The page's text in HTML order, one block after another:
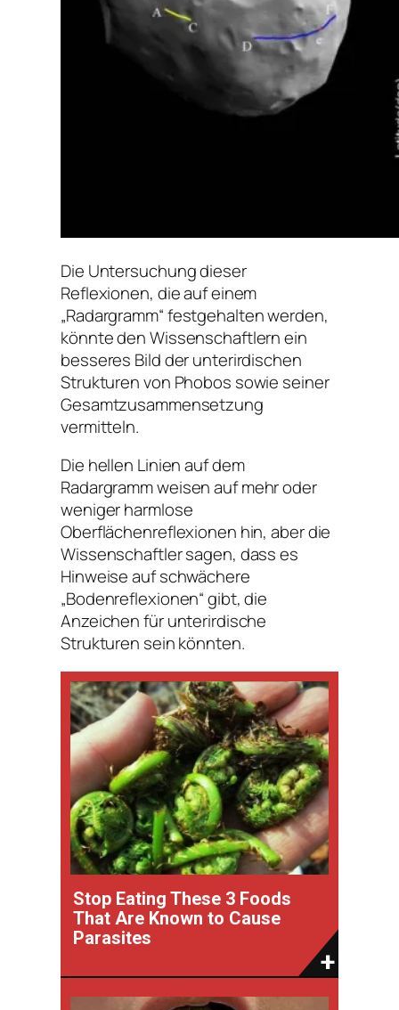
Die Untersuchung dieser
Reflexionen, die auf einem
„Radargramm“ festgehalten werden,
könnte den Wissenschaftlern ein
besseres Bild der unterirdischen
Strukturen von Phobos sowie seiner
Gesamtzusammensetzung
vermitteln.
Die hellen Linien auf dem
Radargramm weisen auf mehr oder
weniger harmlose
Oberflächenreflexionen hin, aber die
Wissenschaftler sagen, dass es
Hinweise auf schwächere
„Bodenreflexionen“ gibt, die
Anzeichen für unterirdische
Strukturen sein könnten.
Stop Eating These 3 Foods
That Are Known to Cause
Parasites